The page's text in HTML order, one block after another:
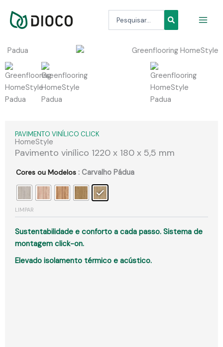
content
PAVIMENTO VINÍLICO CLICK
HomeStyle
Pavimento vinílico 1220 x 180 x 5,5 mm
Cores ou Modelos : Carvalho Pádua
LIMPAR
Sustentabilidade e conforto a cada passo. Sistema de
montagem click-on.
Elevado isolamento térmico e acústico.